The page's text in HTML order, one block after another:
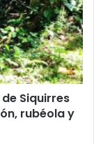
Siquirres
rubéola y